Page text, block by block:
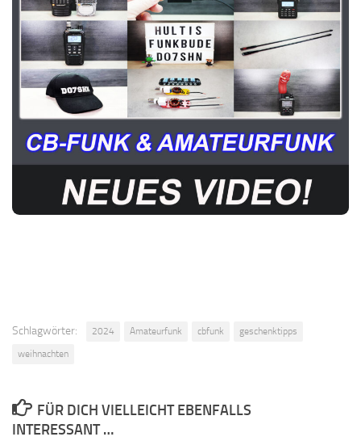
Schlagwörter: 2024 Amateurfunk cbfunk
geschenktipps
weihnachten
FÜR DICH VIELLEICHT EBENFALLS
INTERESSANT …